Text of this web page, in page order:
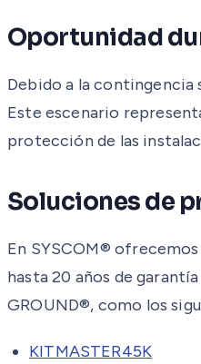
Oportunidad
Debido a la contingencia
Este escenario
protección de las
Soluciones de
En SYSCOM®
hasta 20 años de
GROUND®, como los
KITMASTER45K